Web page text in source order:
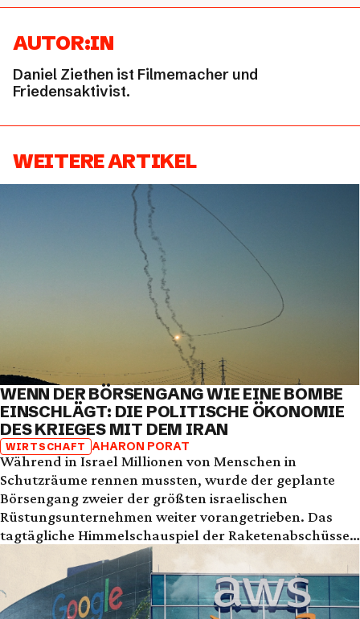
AUTOR:IN
Daniel Ziethen ist Filmemacher und
Friedensaktivist.
WEITERE ARTIKEL
WENN DER BÖRSENGANG WIE EINE BOMBE
EINSCHLÄGT: DIE POLITISCHE ÖKONOMIE
DES KRIEGES MIT DEM IRAN
WIRTSCHAFT AHARON PORAT
Während in Israel Millionen von Menschen in
Schutzräume rennen mussten, wurde der geplante
Börsengang zweier der größten israelischen
Rüstungsunternehmen weiter vorangetrieben. Das
tagtägliche Himmelschauspiel der Raketenabschüsse
war dabei die perfekte Bühne, der Welt den Einsatz
einer Vielzahl neuer Technologien live zu präsentieren
und so die Bewertung der Unternehmen um Dutzende
Milliarden Dollar zu steigern